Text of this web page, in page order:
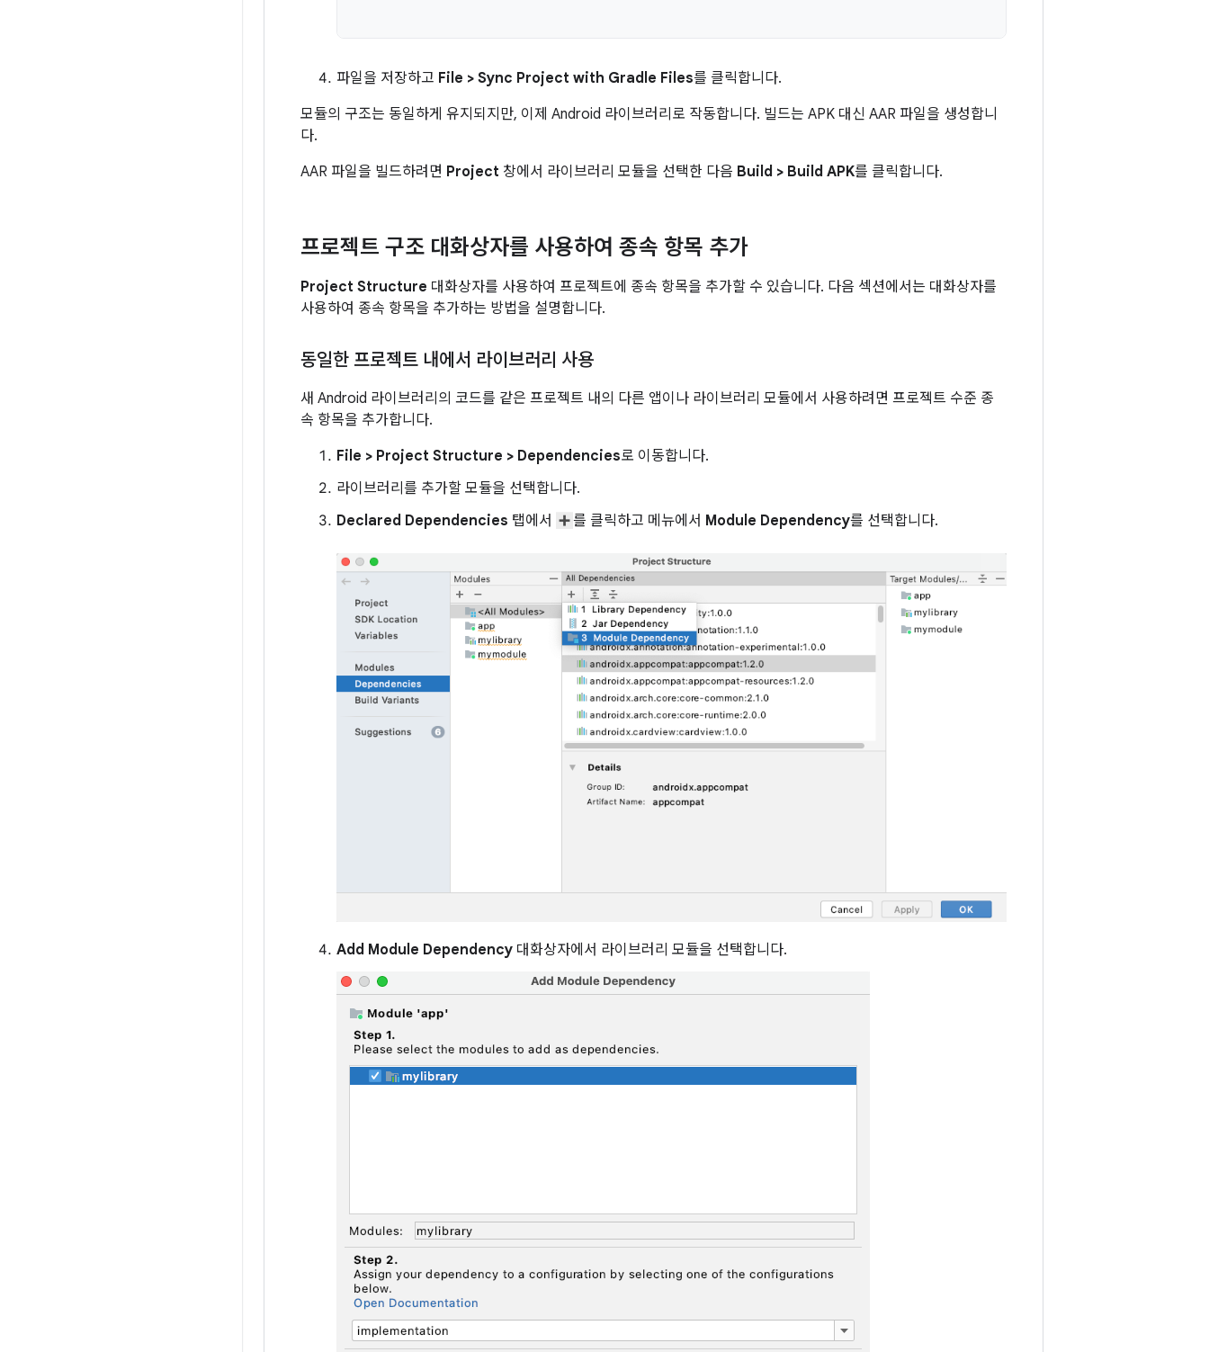
파일을 저장하고 File > Sync Project with Gradle Files를 클릭합니다.
모듈의 구조는 동일하게 유지되지만, 이제 Android 라이브러리로 작동합니다. 빌드는 APK 대신 AAR 파일을 생성합니
다.
AAR 파일을 빌드하려면 Project 창에서 라이브러리 모듈을 선택한 다음 Build > Build APK를 클릭합니다.
프로젝트 구조 대화상자를 사용하여 종속 항목 추가
Project Structure 대화상자를 사용하여 프로젝트에 종속 항목을 추가할 수 있습니다. 다음 섹션에서는 대화상자를
사용하여 종속 항목을 추가하는 방법을 설명합니다.
동일한 프로젝트 내에서 라이브러리 사용
새 Android 라이브러리의 코드를 같은 프로젝트 내의 다른 앱이나 라이브러리 모듈에서 사용하려면 프로젝트 수준 종
속 항목을 추가합니다.
File > Project Structure > Dependencies로 이동합니다.
라이브러리를 추가할 모듈을 선택합니다.
Declared Dependencies 탭에서 를 클릭하고 메뉴에서 Module Dependency를 선택합니다.
Add Module Dependency 대화상자에서 라이브러리 모듈을 선택합니다.